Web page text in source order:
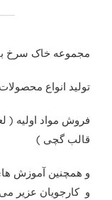
مجموعه خاک سرخ با
تولید انواع
فروش مواد اولیه (
قالب گچی )
و همچنین آموزش
و کارجویان عزیر